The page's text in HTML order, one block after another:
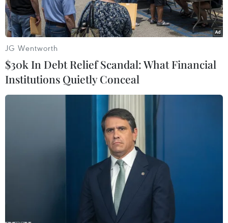
Bị cáo Nguyễn Quang Tuấn. (Ảnh: Phạm Kiên/TTXVN)
Chiều 18/4, sau 2 ngày xét xử vụ án thông thầu
tại Bệnh viện Tim Hà Nội, 12 bị cáo đã nói lời
sau cùng, trước khi Hội đồng xét xử nghị án.
JG Wentworth
$30k In Debt Relief Scandal: What Financial
Institutions Quietly Conceal